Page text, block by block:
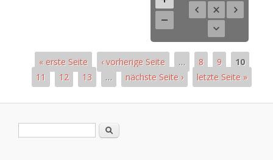
« erste Seite ‹ vorherige Seite … 8 9
10
11
12 13 … nächste Seite › letzte Seite »
Formulario de búsqueda
Buscar